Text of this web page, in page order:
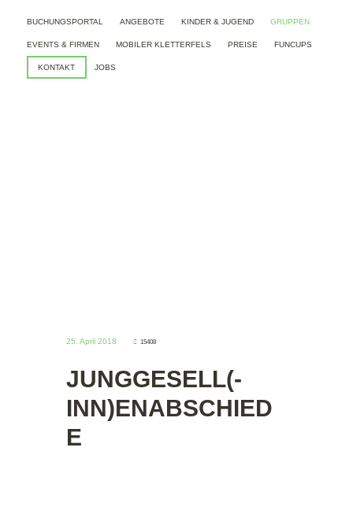
BUCHUNGSPORTAL ANGEBOTE KINDER & JUGEND GRUPPEN
EVENTS & FIRMEN MOBILER KLETTERFELS PREISE FUNCUPS
KONTAKT JOBS
25. April 2018 15408
JUNGGESELL(-
INN)ENABSCHIED
E